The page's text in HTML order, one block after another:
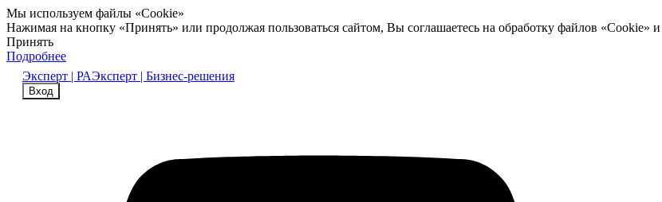
Мы используем файлы «Cookie»
Нажимая на кнопку «Принять» или продолжая пользоваться сайтом, Вы соглашаетесь на обработку файлов
Принять
Подробнее
Эксперт | РАЭксперт | Бизнес-решения
Вход